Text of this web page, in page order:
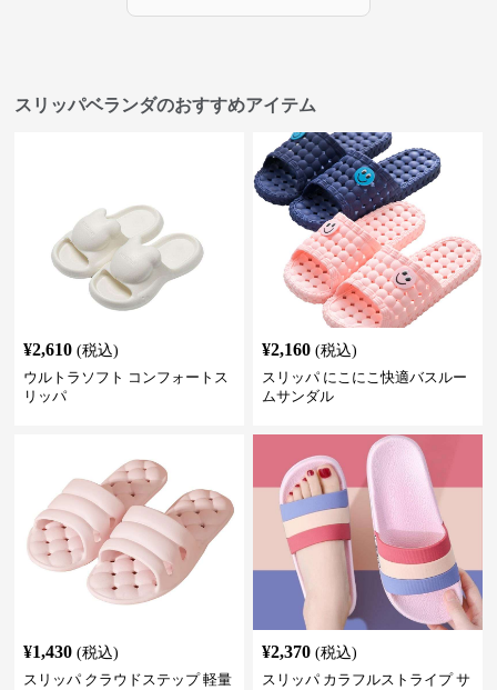
スリッパベランダのおすすめアイテム
¥2,610 (税込)
ウルトラソフト コンフォートス
リッパ
¥2,160 (税込)
スリッパ にこにこ快適バスルー
ムサンダル
¥1,430 (税込)
スリッパ クラウドステップ 軽量
¥2,370 (税込)
スリッパ カラフルストライプ サ